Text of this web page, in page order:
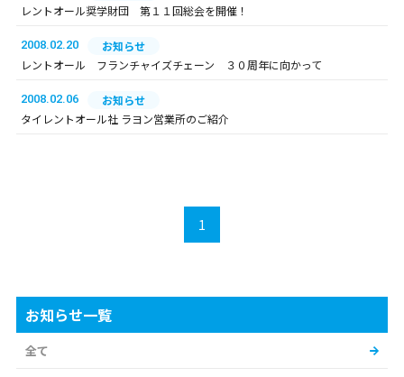
レントオール奨学財団 第１１回総会を開催！
2008.02.20
お知らせ
レントオール フランチャイズチェーン ３０周年に向かって
2008.02.06
お知らせ
タイレントオール社 ラヨン営業所のご紹介
1
お知らせ一覧
全て